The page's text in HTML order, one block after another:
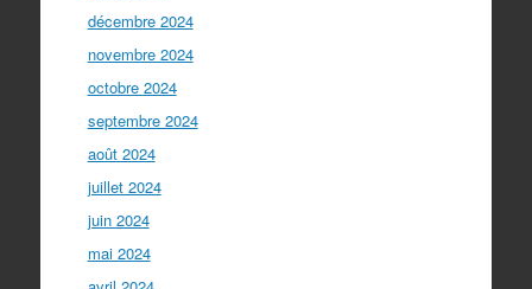
décembre 2024
novembre 2024
octobre 2024
septembre 2024
août 2024
juillet 2024
juin 2024
mai 2024